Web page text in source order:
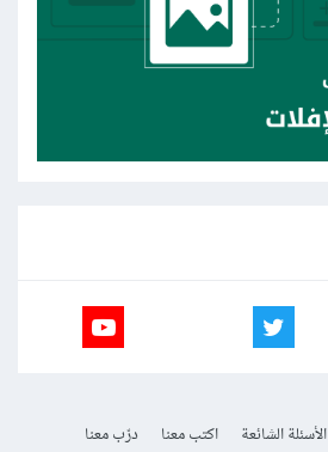
الأسئلة الشائعة اكتب معنا
درّب معنا